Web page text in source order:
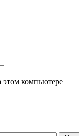
этом компьютере